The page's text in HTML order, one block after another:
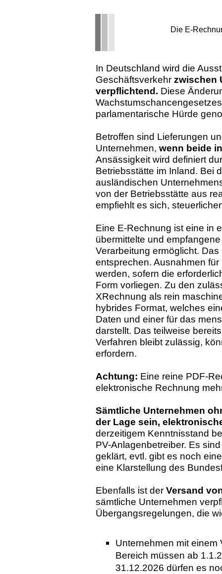
Die E-
In Deutschland wird die
Geschäftsverkehr zwischen
verpflichtend. Diese
parlamentarische Hürde
Betroffen sind Lieferungen
Unternehmen, wenn beide
Ansässigkeit wird definiert
Betriebsstätte im Inland. Bei
ausländischen
von der Betriebsstätte aus
empfiehlt es sich,
Eine E-Rechnung ist eine in
übermittelte und
Verarbeitung ermöglicht.
entsprechen. Ausnahmen
werden, sofern die
Form vorliegen. Zu den
XRechnung als rein
hybrides Format, welches
Daten und einer für das
darstellt. Das teilweise
Verfahren bleibt zulässig,
erfordern.
Achtung: Eine reine PDF-
elektronische Rechnung
Sämtliche Unternehmen
der Lage sein,
derzeitigem Kenntnisstand
PV-Anlagenbetreiber. Es
geklärt, evtl. gibt es noch
eine Klarstellung des
Ebenfalls ist der Versand
sämtliche Unternehmen
Übergangsregelungen, die
Unternehmen mit einem
Bereich müssen ab
31.12.2026 dürfen es